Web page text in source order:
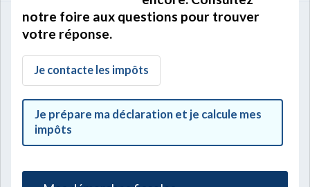
notre foire aux questions pour trouver
votre réponse.
Je contacte les impôts
Je prépare ma déclaration et je calcule mes
impôts